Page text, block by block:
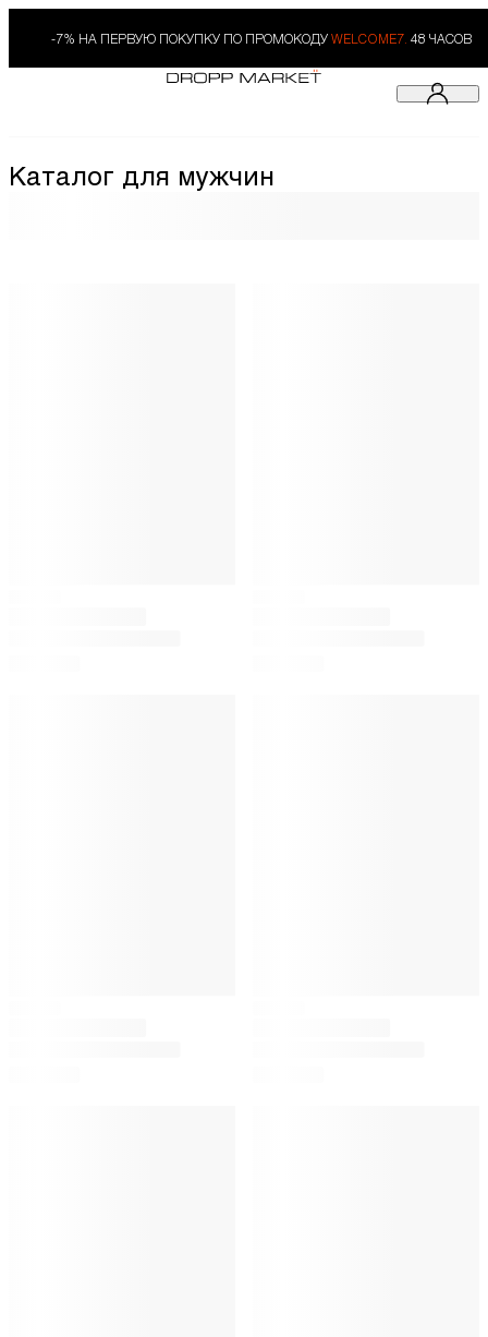
-7% НА ПЕРВУЮ ПОКУПКУ ПО ПРОМОКОДУ WELCOME7. 48 ЧАСОВ
Каталог для мужчин